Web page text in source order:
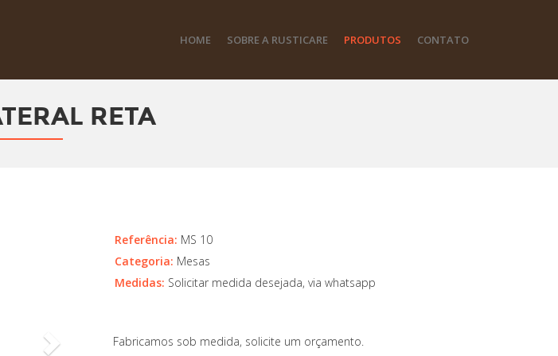
HOME SOBRE A RUSTICARE PRODUTOS CONTATO
RETA
Referência: MS 10
Categoria: Mesas
Medidas: Solicitar medida desejada, via whatsapp
Fabricamos sob medida, solicite um orçamento.